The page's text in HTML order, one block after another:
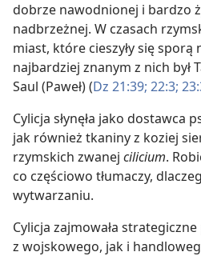
dobrze nawodnionej i bardzo
nadbrzeżnej. W czasach
miast, które cieszyły się sporą
najbardziej znanym z nich był
Saul (Paweł) (Dz 21:39; 22:3;
Cylicja słynęła jako dostawca
jak również tkaniny z koziej
rzymskich zwanej cilicium.
co częściowo tłumaczy,
wytwarzaniu.
Cylicja zajmowała
z wojskowego, jak i